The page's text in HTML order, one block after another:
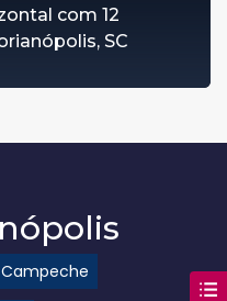
com 12
SC
Campeche